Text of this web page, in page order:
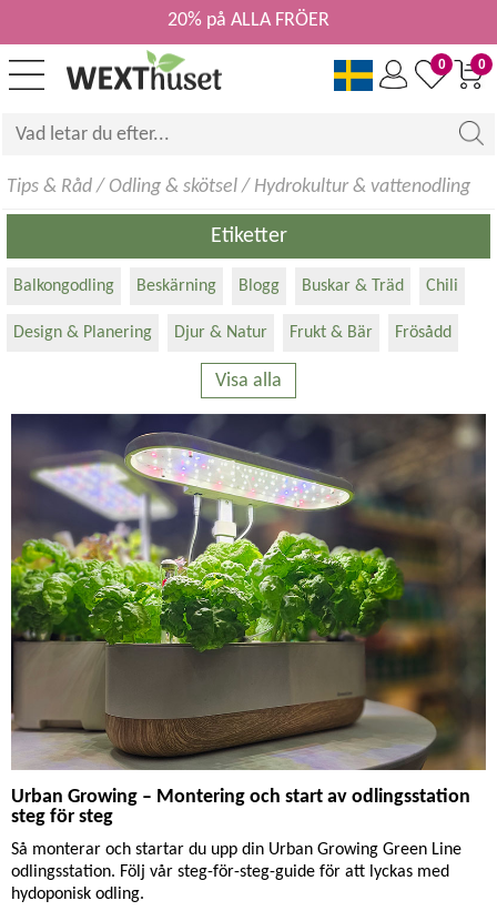
0
0
20% på ALLA FRÖER
Tips & Råd/ Odling & skötsel/ Hydrokultur & vattenodling
Etiketter
Balkongodling Beskärning Blogg Buskar & Träd Chili
Design & Planering Djur & Natur Frukt & Bär Frösådd
Grönsaker Gör-det-själv
Klätterväxter Krukväxter Kryddväxter Köksväxter
Lök- & knölväxter Medelhavsväxter Näring & Gödsel
Odlingsråd Ohyra & Skadegörare Orkidéer Palettblad
Pelargoner Perenner Podd Recept Rosor
Sommarblommor
Trädgårdsskötsel Utekrukor
Vattning Vinterodling Växtarrangemang Växtbelysning
Växthus Växtskötsel Återanvändning Övervintring
Visa alla
Urban Growing – Montering och start av odlingsstation
steg för steg
Så monterar och startar du upp din Urban Growing Green Line
odlingsstation. Följ vår steg-för-steg-guide för att lyckas med
hydoponisk odling.